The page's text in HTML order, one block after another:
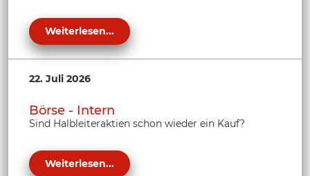
Weiterlesen...
22. Juli 2026
Börse - Intern
Sind Halbleiteraktien schon wieder ein Kauf?
Weiterlesen...